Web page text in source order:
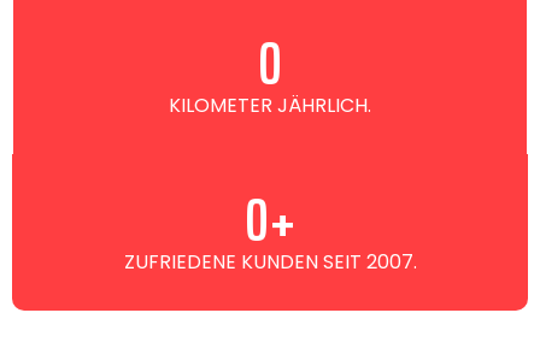
KILOMETER JÄHRLICH.
0
ZUFRIEDENE KUNDEN SEIT 2007.
0+